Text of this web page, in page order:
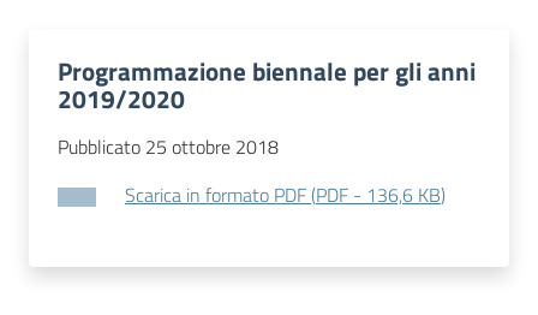
Programmazione biennale per gli anni
2019/2020
Pubblicato 25 ottobre 2018
Scarica in formato PDF (PDF - 136,6 KB)